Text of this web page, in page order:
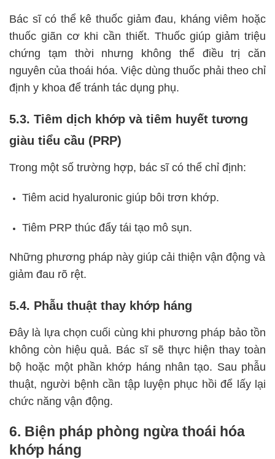
Bác sĩ có thể kê thuốc giảm đau, kháng viêm hoặc
thuốc giãn cơ khi cần thiết. Thuốc giúp giảm triệu
chứng tạm thời nhưng không thể điều trị căn
nguyên của thoái hóa. Việc dùng thuốc phải theo chỉ
định y khoa để tránh tác dụng phụ.
5.3. Tiêm dịch khớp và tiêm huyết tương
giàu tiểu cầu (PRP)
Trong một số trường hợp, bác sĩ có thể chỉ định:
Tiêm acid hyaluronic giúp bôi trơn khớp.
Tiêm PRP thúc đẩy tái tạo mô sụn.
Những phương pháp này giúp cải thiện vận động và
giảm đau rõ rệt.
5.4. Phẫu thuật thay khớp háng
Đây là lựa chọn cuối cùng khi phương pháp bảo tồn
không còn hiệu quả. Bác sĩ sẽ thực hiện thay toàn
bộ hoặc một phần khớp háng nhân tạo. Sau phẫu
thuật, người bệnh cần tập luyện phục hồi để lấy lại
chức năng vận động.
6. Biện pháp phòng ngừa thoái hóa
khớp háng